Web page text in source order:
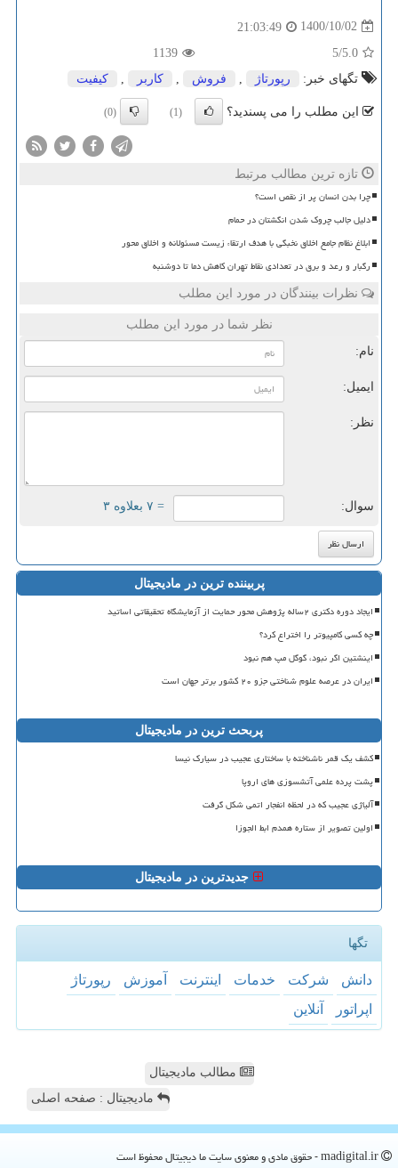
1400/10/02
21:03:49
5.0
/5
1139
تگهای خبر:
رپورتاژ , فروش , كاربر , كیفیت
این مطلب را می پسندید؟ (1)
(0)
تازه ترین مطالب مرتبط
چرا بدن انسان پر از نقص است؟
دلیل جالب چروک شدن انگشتان در حمام
ابلاغ نظام جامع اخلاق نخبگی با هدف ارتقاء زیست مسئولانه و اخلاق محور
رگبار و رعد و برق در تعدادی نقاط تهران کاهش دما تا دوشنبه
نظرات بینندگان در مورد این مطلب
نظر شما در مورد این مطلب
نام:
ایمیل:
نظر:
سوال: = ۷ بعلاوه ۳
پربیننده ترین در مادیجیتال
ایجاد دوره دکتری ۲ساله پژوهش محور حمایت از آزمایشگاه تحقیقاتی اساتید
چه کسی کامپیوتر را اختراع کرد؟
اینشتین اگر نبود، گوگل مپ هم نبود
ایران در عرصه علوم شناختی جزو ۲۰ کشور برتر جهان است
پربحث ترین در مادیجیتال
کشف یک قمر ناشناخته با ساختاری عجیب در سیارک نیسا
پشت پرده علمی آتشسوزی های اروپا
آلیاژی عجیب که در لحظه انفجار اتمی شکل گرفت
اولین تصویر از ستاره همدم ابط الجوزا
جدیدترین در مادیجیتال
تگها
دانش شركت خدمات اینترنت آموزش
رپورتاژ
اپراتور
آنلاین
مطالب مادیجیتال
مادیجیتال : صفحه اصلی